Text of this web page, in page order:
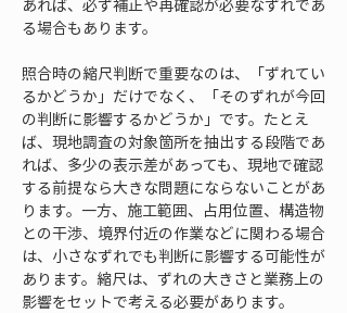
あれば、必ず補正や再確認が必要なずれであ
る場合もあります。
照合時の縮尺判断で重要なのは、「ずれてい
るかどうか」だけでなく、「そのずれが今回
の判断に影響するかどうか」です。たとえ
ば、現地調査の対象箇所を抽出する段階であ
れば、多少の表示差があっても、現地で確認
する前提なら大きな問題にならないことがあ
ります。一方、施工範囲、占用位置、構造物
との干渉、境界付近の作業などに関わる場合
は、小さなずれでも判断に影響する可能性が
あります。縮尺は、ずれの大きさと業務上の
影響をセットで考える必要があります。